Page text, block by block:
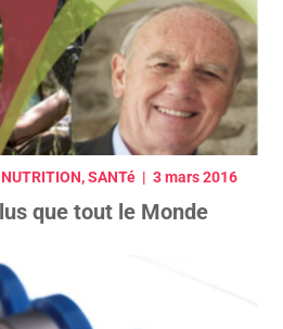
NUTRITION, SANTé | 3 mars 2016
que tout le Monde